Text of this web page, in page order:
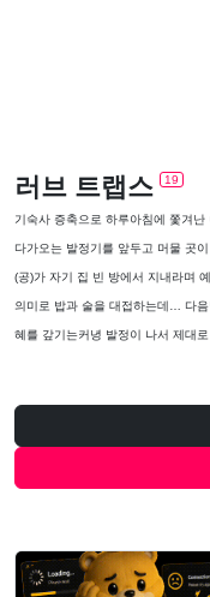
러브 트랩스 19
기숙사 증축으로 하루아침에 쫓겨
다가오는 발정기를 앞두고 머물 곳
(공)가 자기 집 빈 방에서 지내라며
의미로 밥과 술을 대접하는데… 다
혜를 갚기는커녕 발정이 나서 제대